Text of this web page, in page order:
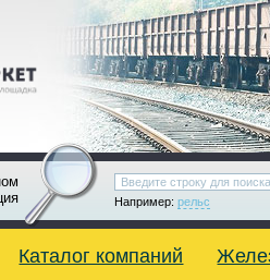
Например: рельс
Каталог компаний